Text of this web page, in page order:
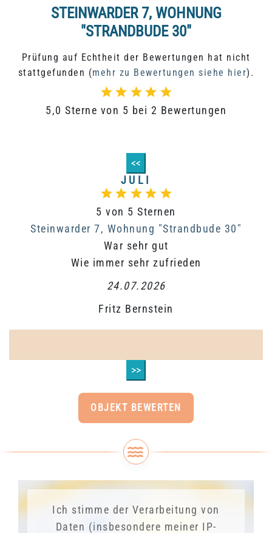
STEINWARDER 7, WOHNUNG
"STRANDBUDE 30"
Prüfung auf Echtheit der Bewertungen hat nicht
stattgefunden (mehr zu Bewertungen siehe hier).
5,0 Sterne von 5 bei 2 Bewertungen
<<
JULI
5 von 5 Sternen
Steinwarder 7, Wohnung "Strandbude 30"
War sehr gut
Wie immer sehr zufrieden
24.07.2026
Fritz Bernstein
>>
OBJEKT BEWERTEN
Ich stimme der Verarbeitung von
Daten (insbesondere meiner IP-